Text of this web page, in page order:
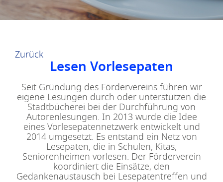
Zurück
Lesen Vorlesepaten
Seit Gründung des Fördervereins führen wir
eigene Lesungen durch oder unterstützen die
Stadtbücherei bei der Durchführung von
Autorenlesungen. In 2013 wurde die Idee
eines Vorlesepatennetzwerk entwickelt und
2014 umgesetzt. Es entstand ein Netz von
Lesepaten, die in Schulen, Kitas,
Seniorenheimen vorlesen. Der Förderverein
koordiniert die Einsätze, den
Gedankenaustausch bei Lesepatentreffen und